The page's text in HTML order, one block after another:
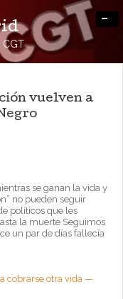
CGT
-
vuelven a
se ganan la vida y
no pueden seguir
políticos que les
la muerte Seguimos
un par de días fallecía
cobrarse otra vida —